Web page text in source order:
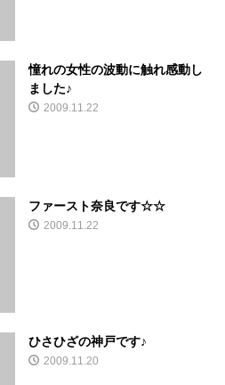
憧れの女性の波動に触れ感動し
ました♪
2009.11.22
ファースト奈良です☆☆
2009.11.22
ひさひざの神戸です♪
2009.11.20